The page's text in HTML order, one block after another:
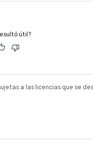
útil?
a las licencias que se